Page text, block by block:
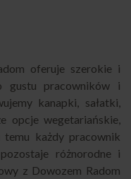
oferuje szerokie i
gustu pracowników i
kanapki, sałatki,
opcje wegetariańskie,
każdy pracownik
różnorodne i
z Dowozem Radom